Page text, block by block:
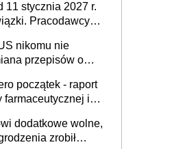
Fundusz
w Zatrudnianiu?
11 stycznia 2027 r.
Pracodawcy
nikomu nie
przepisów o
początek - raport
farmaceutycznej i
dodatkowe wolne,
zrobił